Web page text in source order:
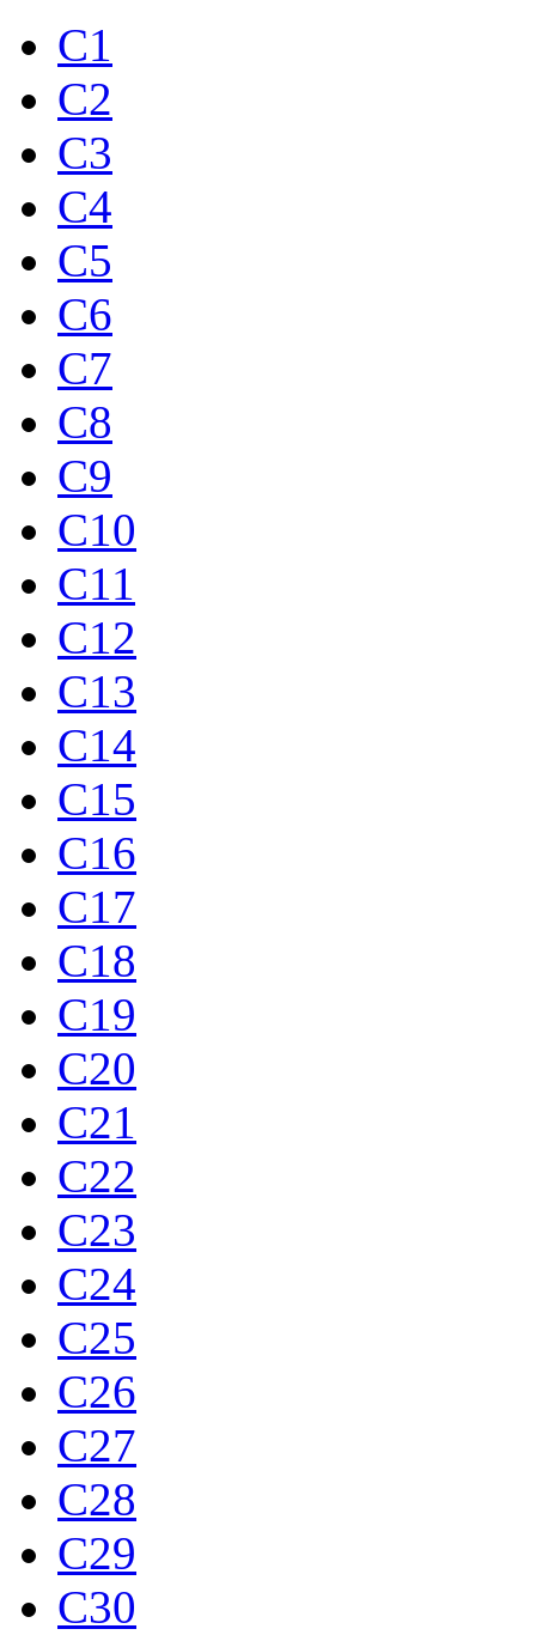
C1
C2
C3
C4
C5
C6
C7
C8
C9
C10
C11
C12
C13
C14
C15
C16
C17
C18
C19
C20
C21
C22
C23
C24
C25
C26
C27
C28
C29
C30